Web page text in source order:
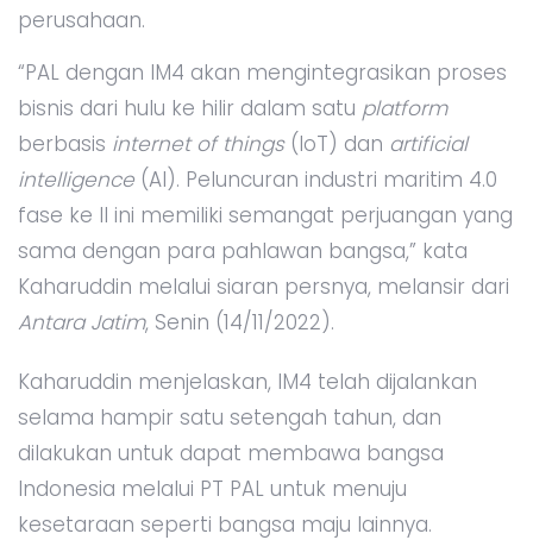
perusahaan.
“PAL dengan IM4 akan mengintegrasikan proses
bisnis dari hulu ke hilir dalam satu platform
berbasis internet of things(IoT) dan artificial
intelligence (AI). Peluncuran industri maritim 4.0
fase ke II ini memiliki semangat perjuangan yang
sama dengan para pahlawan bangsa,” kata
Kaharuddin melalui siaran persnya, melansir dari
Antara Jatim, Senin (14/11/2022).
Kaharuddin menjelaskan, IM4 telah dijalankan
selama hampir satu setengah tahun, dan
dilakukan untuk dapat membawa bangsa
Indonesia melalui PT PAL untuk menuju
kesetaraan seperti bangsa maju lainnya.